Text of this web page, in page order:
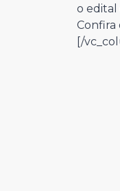
o edital
Confira
[/